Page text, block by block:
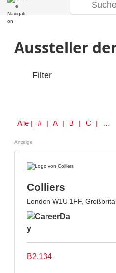
Aussteller der
Filter
Alle | # | A | B | C | D | E | F | G | H | I | J | K | L | M | N | O | P | Q | R | S | T | U | V | W | Y | Z
Anzeige
Colliers
London W1U 1FF,
B2.134